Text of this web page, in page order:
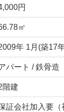
円
㎡
年 1月(築17
パート / 鉄骨造
階建
証会社加入要